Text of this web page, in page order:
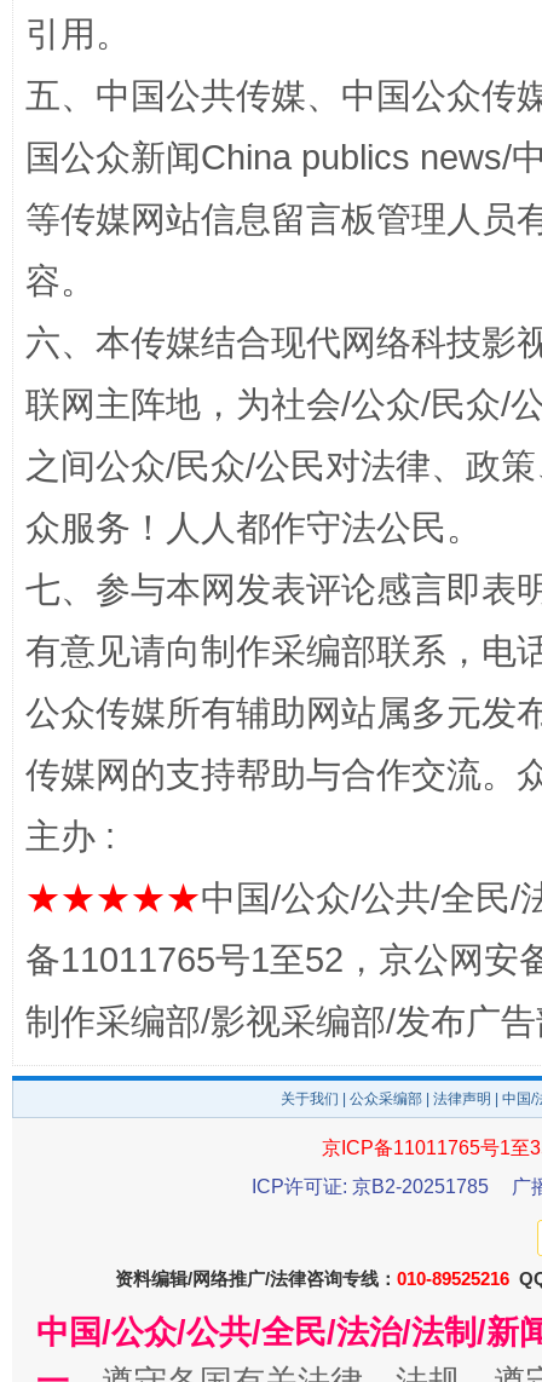
“蜀中异人”王建安的艺术幻境
完善运行机制助力责任有效落实 一纸欠
引用。
五、中国公共传媒、中国公众传
国公众新闻China publics news/
等传媒网站信息留言板管理人员
容。
六、本传媒结合现代网络科技影
联网主阵地，为社会/公众/民众/
之间公众/民众/公民对法律、政
众服务！人人都作守法公民。
七、参与本网发表评论感言即表
有意见请向制作采编部联系，电
公众传媒所有辅助网站属多元发
传媒网的支持帮助与合作交流。
主办 :
★★★★★中国/公众/公共/全民/
备11011765号1至52，京公网安
制作采编部/影视采编部/发布广
关于我们 公众采编部 法律声明 | 中国
京ICP备11011765号1至
ICP许可证: 京B2-20251785
广
资料编辑/网络推广/法律咨询专线： 010-89525216
中国/公众/公共/全民/法治/法制/新